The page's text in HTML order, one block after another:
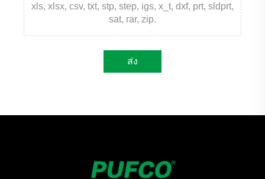
xls, xlsx, csv, txt, stp, step, igs, x_t, dxf, prt, sldprt,
sat, rar, zip.
ส่ง